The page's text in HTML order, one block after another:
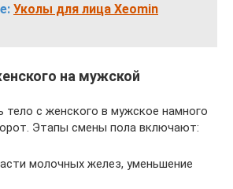
Уколы для лица Xeomin
на мужской
тело с женского в мужское намного
Этапы смены пола включают:
молочных желез, уменьшение